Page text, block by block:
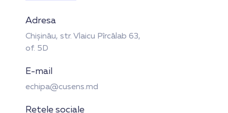
Adresa
Chișinău, str. Vlaicu Pîrcălab 63,
of. 5D
E-mail
echipa@cusens.md
Rețele sociale